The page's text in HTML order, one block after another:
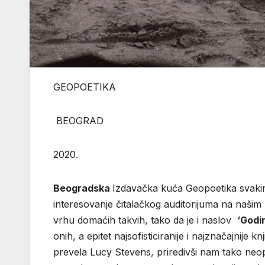
BEOGRAD
2020.
Beogradska Izdavačka kuća Geopoetika
interesovanje čitalačkog auditorijuma na
vrhu domaćih takvih, tako da je i naslov